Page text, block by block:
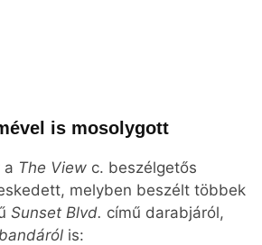
is mosolygott
a The View c. beszélgetős
melyben beszélt többek
Sunset Blvd. című darabjáról,
is: